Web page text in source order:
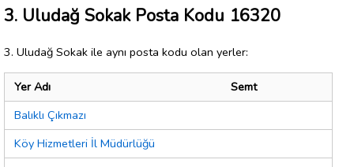
3. Uludağ Sokak Posta Kodu 16320
3. Uludağ Sokak ile aynı posta kodu olan yerler:
Yer Adı
Semt
Balıklı Çıkmazı
Köy Hizmetleri İl Müdürlüğü